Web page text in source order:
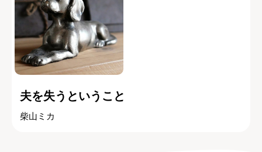
夫を失うということ
柴山ミカ